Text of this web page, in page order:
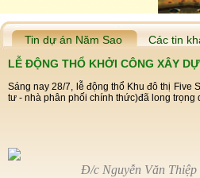
Tin dự án Năm Sao
Các tin
LỄ ĐỘNG THỔ KHỞI CÔNG XÂY
Sáng nay 28/7, lễ động thổ Khu đô thị Five
tư - nhà phân phối chính thức)đã long trọng
Đ/c Nguyễn Văn